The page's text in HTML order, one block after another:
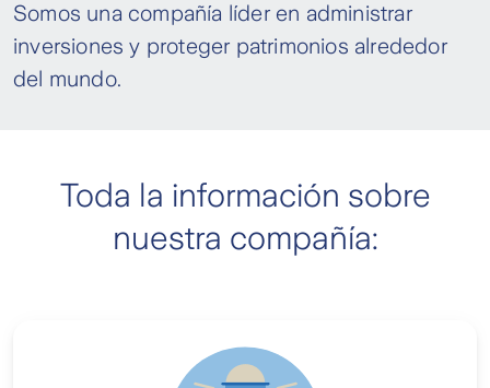
Somos una compañía líder en administrar
inversiones y proteger patrimonios alrededor
del mundo.
Toda la información sobre
nuestra compañía: